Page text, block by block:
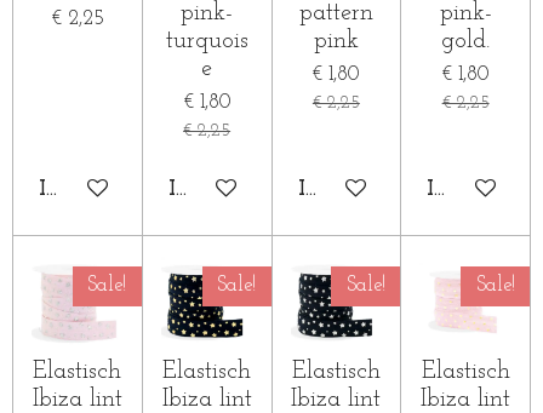
€ 2,25
IN WINKELWAGEN
pink-
turquois
e
€ 1,80
€ 2,25
IN WINKELWAGEN
pattern
pink
€ 1,80
€ 2,25
IN WINKELWAGEN
pink-
gold.
€ 1,80
€ 2,25
IN
Sale!
Elastisch
Ibiza lint
Sale!
Elastisch
Ibiza lint
Sale!
Elastisch
Ibiza lint
Sale!
Elastisch
Ibiza lint